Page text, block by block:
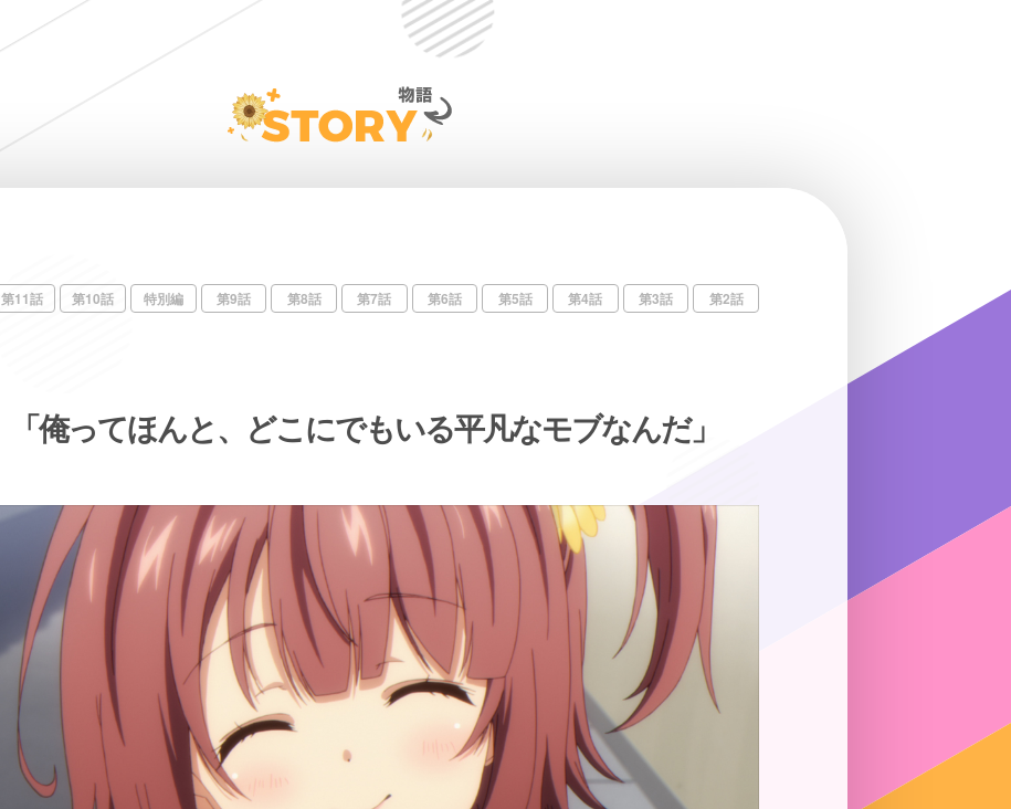
第11話 第10話 特別編 第9話 第8話 第7話 第6話 第5話 第4話 第3話
第2話
「俺ってほんと、どこにでもいる平凡なモブなんだ」